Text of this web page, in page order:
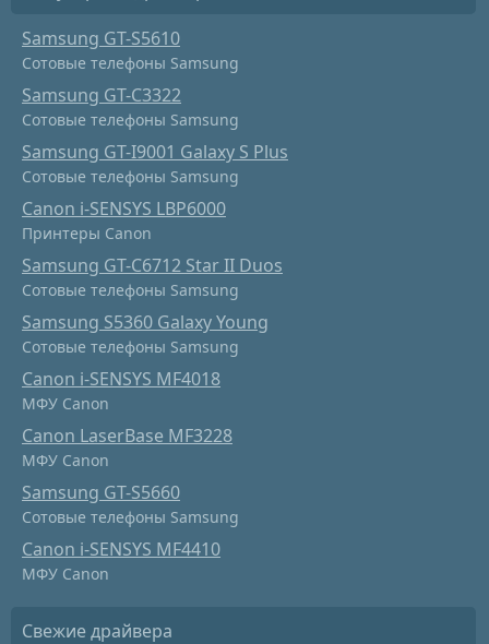
Samsung GT-S5610
Сотовые телефоны Samsung
Samsung GT-C3322
Сотовые телефоны Samsung
Samsung GT-I9001 Galaxy S Plus
Сотовые телефоны Samsung
Canon i-SENSYS LBP6000
Принтеры Canon
Samsung GT-C6712 Star II Duos
Сотовые телефоны Samsung
Samsung S5360 Galaxy Young
Сотовые телефоны Samsung
Canon i-SENSYS MF4018
МФУ Canon
Canon LaserBase MF3228
МФУ Canon
Samsung GT-S5660
Сотовые телефоны Samsung
Canon i-SENSYS MF4410
МФУ Canon
Свежие драйвера